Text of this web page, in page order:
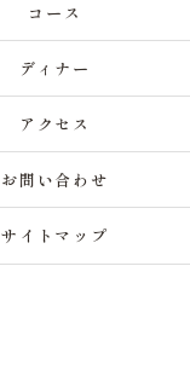
コース
ディナー
アクセス
お問い合わせ
サイトマップ